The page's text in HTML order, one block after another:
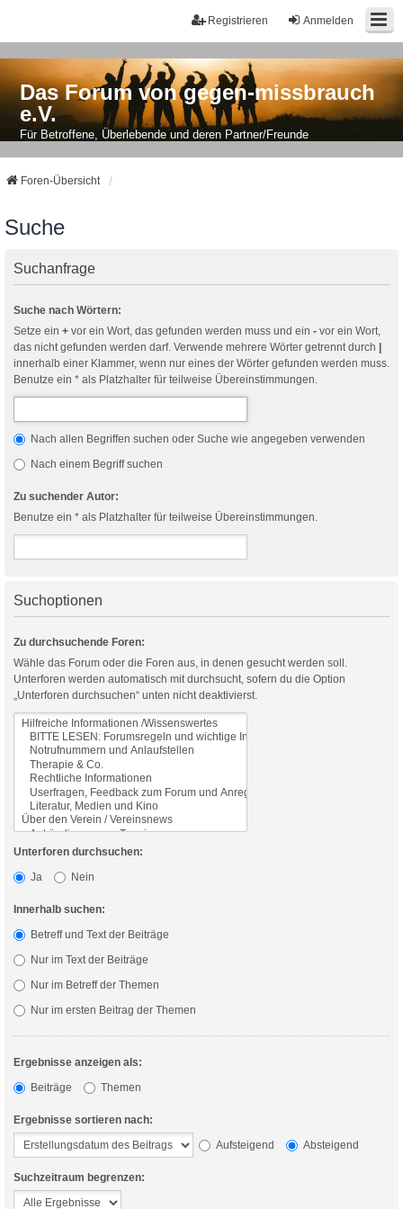
Anmelden
Registrieren
Das Forum von gegen-missbrauch
e.V.
Für Betroffene, Überlebende und deren Partner/Freunde
Foren-Übersicht
Suche
Suchanfrage
Suche nach Wörtern:
Setze ein + vor ein Wort, das gefunden werden muss und ein - vor ein Wort,
das nicht gefunden werden darf. Verwende mehrere Wörter getrennt durch |
innerhalb einer Klammer, wenn nur eines der Wörter gefunden werden muss.
Benutze ein * als Platzhalter für teilweise Übereinstimmungen.
Nach allen Begriffen suchen oder Suche wie angegeben verwenden
Nach einem Begriff suchen
Zu suchender Autor:
Benutze ein * als Platzhalter für teilweise Übereinstimmungen.
Suchoptionen
Zu durchsuchende Foren:
Wähle das Forum oder die Foren aus, in denen gesucht werden soll.
Unterforen werden automatisch mit durchsucht, sofern du die Option
„Unterforen durchsuchen“ unten nicht deaktivierst.
Unterforen durchsuchen:
Ja
Nein
Innerhalb suchen:
Betreff und Text der Beiträge
Nur im Text der Beiträge
Nur im Betreff der Themen
Nur im ersten Beitrag der Themen
Ergebnisse anzeigen als:
Beiträge
Themen
Ergebnisse sortieren nach:
Aufsteigend
Absteigend
Suchzeitraum begrenzen: